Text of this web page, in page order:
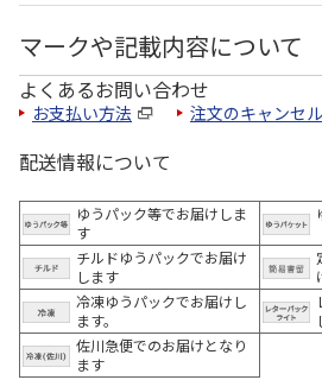
マークや記載内容について
よくあるお問い合わせ
お支払い方法 注文のキャンセ
配送情報について
ゆうパック等でお届けしま
す
チルドゆうパックでお届け
します
冷凍ゆうパックでお届けし
ます。
佐川急便でのお届けとなり
ます